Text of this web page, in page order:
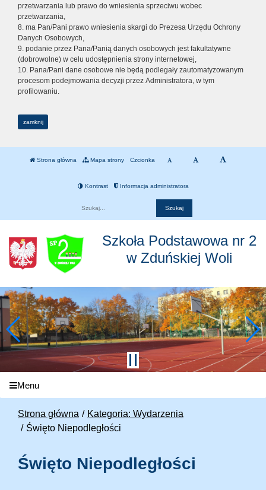
przetwarzania lub prawo do wniesienia sprzeciwu wobec
przetwarzania,
8. ma Pan/Pani prawo wniesienia skargi do Prezesa Urzędu Ochrony
Danych Osobowych,
9. podanie przez Pana/Panią danych osobowych jest fakultatywne
(dobrowolne) w celu udostępnienia strony internetowej,
10. Pana/Pani dane osobowe nie będą podlegały zautomatyzowanym
procesom podejmowania decyzji przez Administratora, w tym
profilowaniu.
zamknij
Strona główna Mapa strony Czcionka
Kontrast Informacja administratora
Szkoła Podstawowa nr 2
w Zduńskiej Woli
Menu
Strona główna
Kategoria: Wydarzenia
Święto Niepodległości
Święto Niepodległości